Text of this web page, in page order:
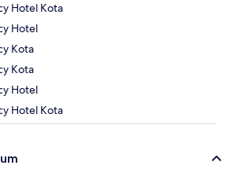
Hotel Kota
Hotel
Kota
Kota
Hotel
Hotel Kota